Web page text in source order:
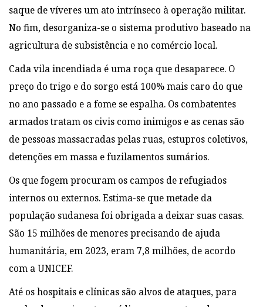
saque de víveres um ato intrínseco à operação militar.
No fim, desorganiza-se o sistema produtivo baseado na
agricultura de subsistência e no comércio local.
Cada vila incendiada é uma roça que desaparece. O
preço do trigo e do sorgo está 100% mais caro do que
no ano passado e a fome se espalha. Os combatentes
armados tratam os civis como inimigos e as cenas são
de pessoas massacradas pelas ruas, estupros coletivos,
detenções em massa e fuzilamentos sumários.
Os que fogem procuram os campos de refugiados
internos ou externos. Estima-se que metade da
população sudanesa foi obrigada a deixar suas casas.
São 15 milhões de menores precisando de ajuda
humanitária, em 2023, eram 7,8 milhões, de acordo
com a UNICEF.
Até os hospitais e clínicas são alvos de ataques, para